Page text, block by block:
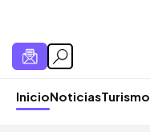
InicioNoticiasTurismo